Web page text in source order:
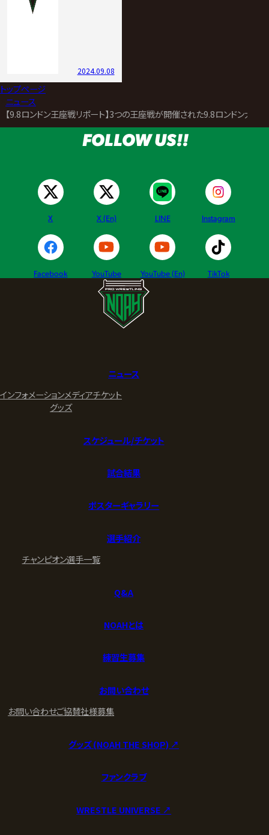
2024.09.08
トップページ
ニュース
【9.8ロンドン王座戦リポート】3つの王座戦が開催された9.8ロンドン大会
FOLLOW US!!
X X (En) LINE Instagram
Facebook YouTube YouTube (En) TikTok
ニュース
インフォメーションメディアチケット
グッズ
スケジュール/チケット
試合結果
ポスターギャラリー
選手紹介
チャンピオン選手一覧
Q&A
NOAHとは
練習生募集
お問い合わせ
お問い合わせご協賛社様募集
グッズ (NOAH THE SHOP) ↗︎
ファンクラブ
WRESTLE UNIVERSE ↗︎